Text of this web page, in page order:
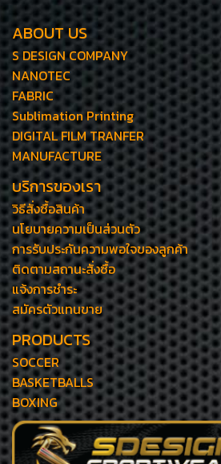
ABOUT US
S DESIGN COMPANY
NANOTEC
FABRIC
Sublimation Printing
DIGITAL FILM TRANFER
MANUFACTURE
บริการของเรา
วิธีสั่งซื้อสินค้า
นโยบายความเป็นส่วนตัว
การรับประกันความพอใจของลูกค้า
ติดตามสถานะสั่งซื้อ
แจ้งการชำระ
สมัครตัวแทนขาย
PRODUCTS
SOCCER
BASKETBALLS
BOXING